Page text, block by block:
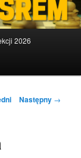
2026
Następny →